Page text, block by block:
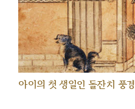
아이의 첫 생일인 돌잔치 풍경